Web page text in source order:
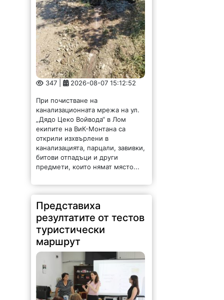
347 | 2026-08-07 15:12:52
При почистване на
канализационната мрежа на ул.
„Дядо Цеко Войвода“ в Лом
екипите на ВиК-Монтана са
открили изхвърлени в
канализацията, парцали, завивки,
битови отпадъци и други
предмети, които нямат място...
Представиха
резултатите от тестов
туристически
маршрут